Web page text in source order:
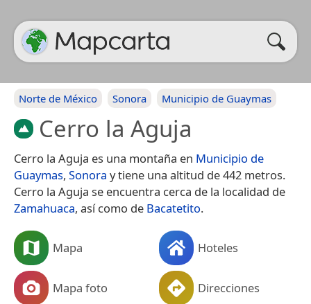
Norte de México Sonora Municipio de Guaymas
Cerro la Aguja
Cerro la Aguja es una montaña en Municipio de
Guaymas, Sonora y tiene una altitud de 442 metros.
Cerro la Aguja se encuentra cerca de la localidad de
Zamahuaca, así como de Bacatetito.
Mapa Hoteles
Mapa foto Direcciones